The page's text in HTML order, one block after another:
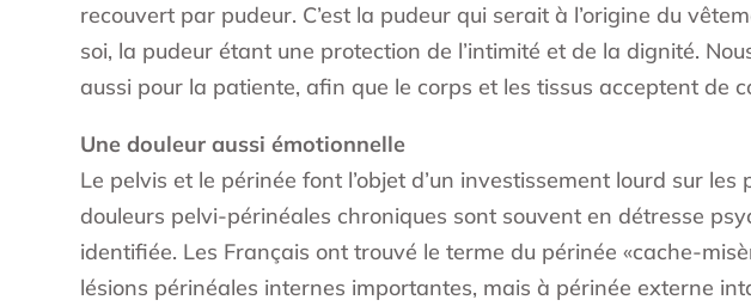
recouvert par pudeur. C’est la pudeur qui serait à l’origine du
soi, la pudeur étant une protection de l’intimité et de la dignité.
aussi pour la patiente, afin que le corps et les tissus acceptent de
Une douleur aussi émotionnelle
Le pelvis et le périnée font l’objet d’un investissement lourd sur
douleurs pelvi-périnéales chroniques sont souvent en détresse
identifiée. Les Français ont trouvé le terme du périnée «cache-
lésions périnéales internes importantes, mais à périnée externe